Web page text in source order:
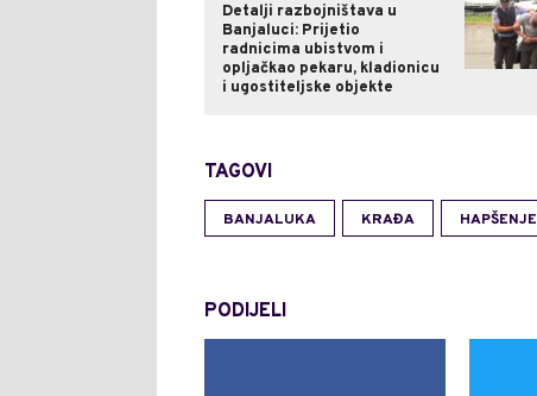
Detalji razbojništava u
Banjaluci: Prijetio
radnicima ubistvom i
opljačkao pekaru, kladionicu
i ugostiteljske objekte
TAGOVI
BANJALUKA KRAĐA HAPŠENJE
PODIJELI